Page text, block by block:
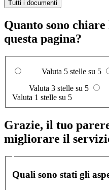
Tutti i documenti
Quanto sono
questa pagina?
Valuta 5 stelle su 5
Valuta 3 stelle su 5
Valuta 1 stelle su 5
Grazie, il tuo
migliorare il
Quali sono stati gli